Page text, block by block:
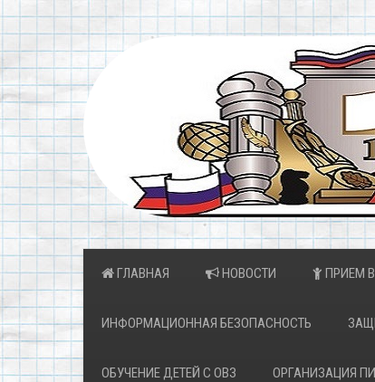
ГЛАВНАЯ НОВОСТИ ПРИЕМ
ИНФОРМАЦИОННАЯ БЕЗОПАСНОСТЬ
ОБУЧЕНИЕ ДЕТЕЙ С ОВЗ ОРГАНИЗАЦИЯ